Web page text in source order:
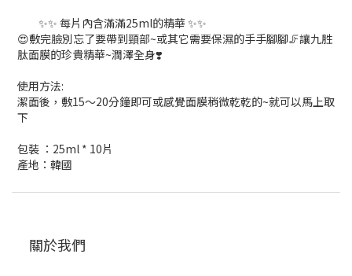
✨✨ 每片內含滿滿25ml的精華 ✨✨
😍敷完臉別忘了要帶到頸部~或其它需要保濕的手手腳腳🦵讓九胜
肽面膜的珍貴精華~潤澤全身❣️
使用方法:
潔面後，敷15～20分鐘即可或感覺面膜稍微乾乾的~就可以馬上取
下
包裝 ：25ml * 10片
產地：韓國
關於我們